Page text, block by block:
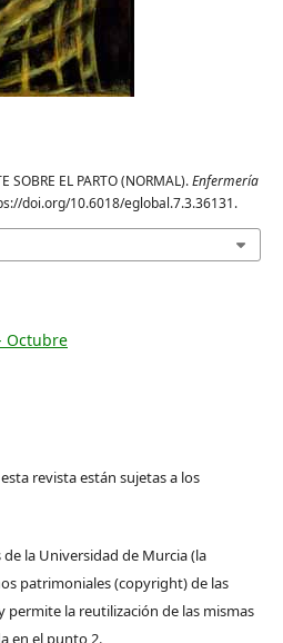
EL PARTO (NORMAL).Enfermería
doi.org/10.6018/eglobal.7.3.36131.
Octubre
revista están sujetas a los
de la Universidad de Murcia (la
patrimoniales (copyright) de las
permite la reutilización de las mismas
en el punto 2.